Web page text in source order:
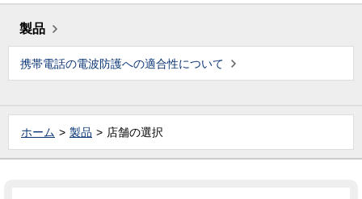
製品
携帯電話の電波防護への適合性について
ホーム 製品 店舗の選択